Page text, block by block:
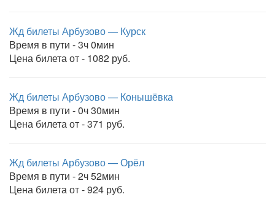
Жд билеты Арбузово — Курск
Время в пути - 3ч 0мин
Цена билета от - 1082 руб.
Жд билеты Арбузово — Конышёвка
Время в пути - 0ч 30мин
Цена билета от - 371 руб.
Жд билеты Арбузово — Орёл
Время в пути - 2ч 52мин
Цена билета от - 924 руб.